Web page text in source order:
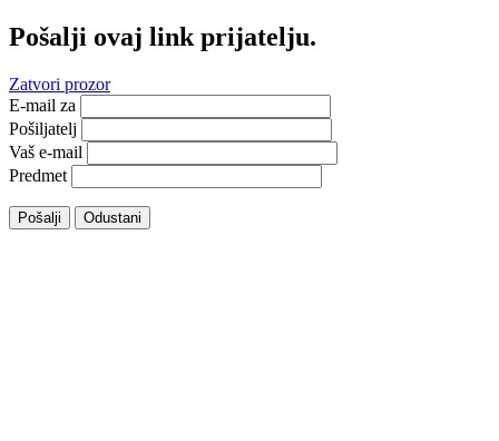
Pošalji ovaj link prijatelju.
Zatvori prozor
E-mail za
Pošiljatelj
Vaš e-mail
Predmet
Pošalji Odustani